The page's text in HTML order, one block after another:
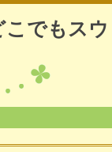
こでもス